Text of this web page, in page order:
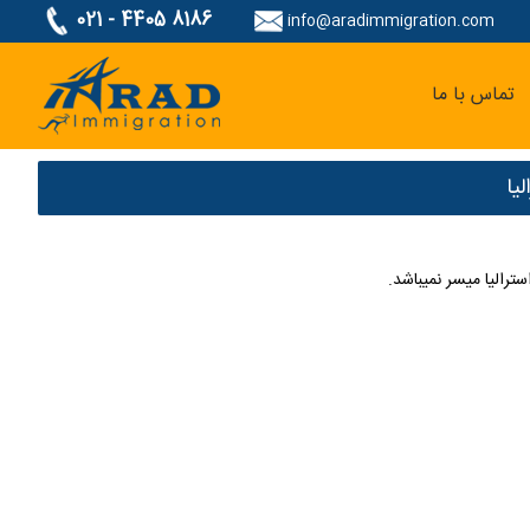
021 - 4405 8186 info@aradimmigration.com
تماس با ما
میسر نمیباشد.